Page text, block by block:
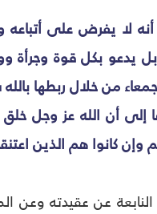
لا يفرض على أتباعه
يدعو بكل قوة
جمعاء من خلال ربطها
إلى أن الله عز وجل
كانوا هم الذين
عن عقيدته وعن